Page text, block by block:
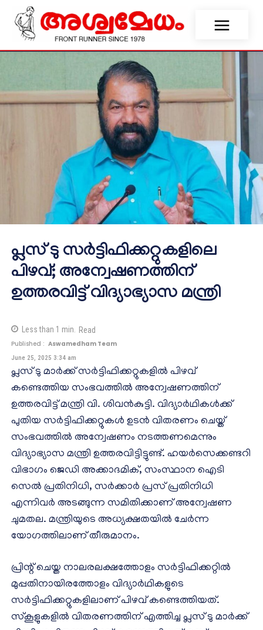
പ്ലസ് ടു സർട്ടിഫിക്കറ്റുകളിലെ
പിഴവ്; അന്വേഷണത്തിന്
ഉത്തരവിട്ട് വിദ്യാഭ്യാസ മന്ത്രി
Less than 1 min. Read
Published : Aswamedham Team
June 25, 2025 3:34 am
പ്ലസ് ടു മാർക്ക് സർട്ടിഫിക്കറ്റുകളിൽ പിഴവ്
കണ്ടെത്തിയ സംഭവത്തിൽ അന്വേഷണത്തിന്
ഉത്തരവിട്ട് മന്ത്രി വി. ശിവൻകുട്ടി. വിദ്യാർഥികൾക്ക്
പുതിയ സർട്ടിഫിക്കറ്റുകൾ ഉടൻ വിതരണം ചെയ്ത്
സംഭവത്തിൽ അന്വേഷണം നടത്തണമെന്നും
വിദ്യാഭ്യാസ മന്ത്രി ഉത്തരവിട്ടിട്ടുണ്ട്. ഹയർസെക്കണ്ടറി
വിഭാഗം ജെഡി അക്കാദമിക്, സംസ്ഥാന ഐടി
സെൽ പ്രതിനിധി, സർക്കാർ പ്രസ് പ്രതിനിധി
എന്നിവർ അടങ്ങുന്ന സമിതിക്കാണ് അന്വേഷണ
ചുമതല. മന്ത്രിയുടെ അധ്യക്ഷതയിൽ ചേർന്ന
യോഗത്തിലാണ് തീരുമാനം.
പ്രിന്റ് ചെയ്ത നാലരലക്ഷത്തോളം സർട്ടിഫിക്കറ്റിൽ
മുപ്പതിനായിരത്തോളം വിദ്യാർഥികളുടെ
സർട്ടിഫിക്കറ്റുകളിലാണ് പിഴവ് കണ്ടെത്തിയത്.
സ്കൂളുകളിൽ വിതരണത്തിന് എത്തിച്ച പ്ലസ് ടു മാർക്ക്